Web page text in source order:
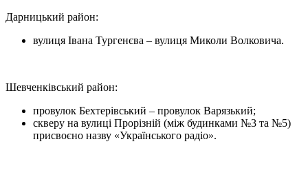
Дарницький район:
вулиця Івана Тургенєва – вулиця Миколи Волковича.
Шевченківський район:
провулок Бехтерівський – провулок Варязький;
скверу на вулиці Прорізній (між будинками №3 та №5)
присвоєно назву «Українського радіо».